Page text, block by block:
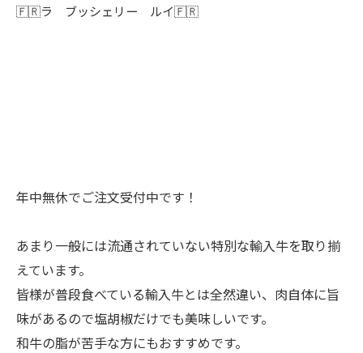
🇫🇷ラ ブッシェリー ルイ🇫🇷
年中無休でご注文受付中です！
あまり一般には流通されていない特別な輸入牛を取り揃
えています。
皆様が普段食べている輸入牛とは全然違い、肉自体に旨
味があるので塩胡椒だけでも美味しいです。
和牛の脂が苦手な方にもおすすめです。